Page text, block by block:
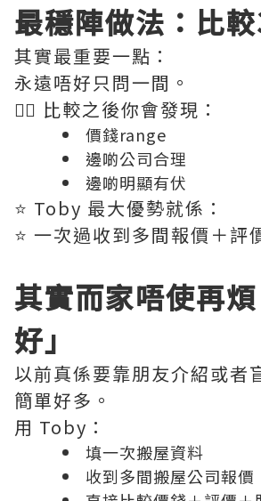
最穩陣做法：比
其實最重要一點：
永遠唔好只問一間。
👉🏻 比較之後你會發現：
價錢range
邊啲公司合理
邊啲明顯有伏
⭐️ Toby 最大優勢就係：
⭐️ 一次過收到多間報價＋評
其實而家唔使再
好」
以前真係要靠朋友介紹或者
簡單好多。
用 Toby：
填一次搬屋資料
收到多間搬屋公司報價